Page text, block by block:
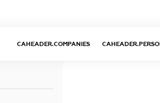
CAHEADER.COMPANIES